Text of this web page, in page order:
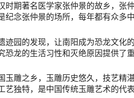
时期著名医学家张仲景的故乡，张
纪念张仲景的场所，每年都有众多
迹园的发现，让南阳成为恐龙文化
恐龙的生活习性和灭绝原因提供了重
玉雕之乡，玉雕历史悠久，技艺精
艺独特，是中国传统玉雕艺术的代表